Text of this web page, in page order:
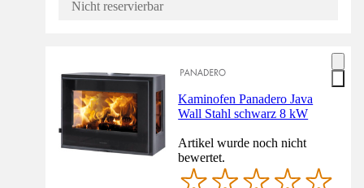
Nicht reservierbar
Kaminofen Panadero Java
Wall Stahl schwarz 8 kW
Artikel wurde noch nicht
bewertet.